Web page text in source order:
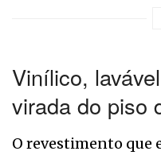
Vinílico,
virada do piso
O revestimento que